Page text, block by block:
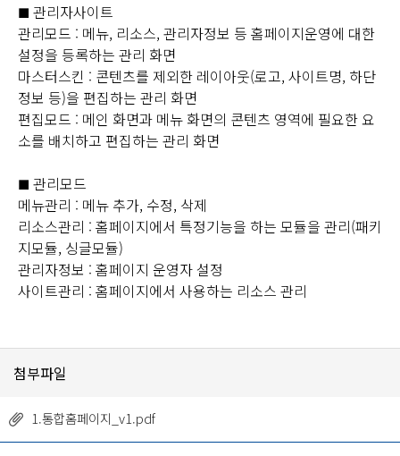
■ 관리자사이트
관리모드 : 메뉴, 리소스, 관리자정보 등 홈페이지운영에 대한
설정을 등록하는 관리 화면
마스터스킨 : 콘텐츠를 제외한 레이아웃(로고, 사이트명, 하단
정보 등)을 편집하는 관리 화면
편집모드 : 메인 화면과 메뉴 화면의 콘텐츠 영역에 필요한 요
소를 배치하고 편집하는 관리 화면
■ 관리모드
메뉴관리 : 메뉴 추가, 수정, 삭제
리소스관리 : 홈페이지에서 특정기능을 하는 모듈을 관리(패키
지모듈, 싱글모듈)
관리자정보 : 홈페이지 운영자 설정
사이트관리 : 홈페이지에서 사용하는 리소스 관리
첨부파일
1.통합홈페이지_v1.pdf